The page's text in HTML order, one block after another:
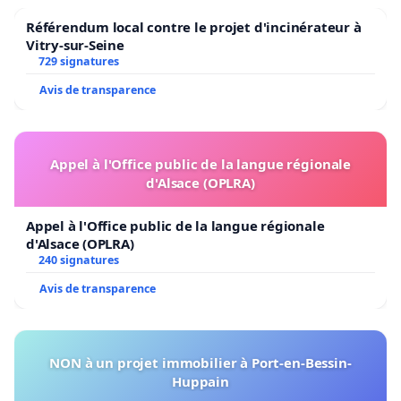
sombre encore.
En crèche, plus rien ne garantit à nos tout petits un
à nos plus jeunes un repas chaud gratuit[v].
Ni des infrastructures de qualité. Ni un soutien
scolaire efficace. Ni un encadrement stimulant.
Plus rien ne garantit non plus un accueil extra-
Référendum local contre le projet d'incinérateur à
Vitry-sur-Seine
729 signatures
Avis de transparence
Appel à l'Office public de la langue régionale
d'Alsace (OPLRA)
Appel à l'Office public de la langue régionale
d'Alsace (OPLRA)
240 signatures
Avis de transparence
NON à un projet immobilier à Port-en-Bessin-
Huppain